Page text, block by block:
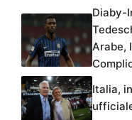
Diaby-
Arabe,
Italia,